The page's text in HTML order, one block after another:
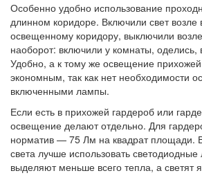
Особенно удобно использование
длинном коридоре. Включили свет
освещенному коридору, выключили
наоборот: включили у комнаты,
Удобно, а к тому же освещение
экономным, так как нет необходимости
включенными лампы.
Если есть в прихожей гардероб или
освещение делают отдельно. Для
норматив — 75 Лм на квадрат площади. В
света лучше использовать
выделяют меньше всего тепла, а светят